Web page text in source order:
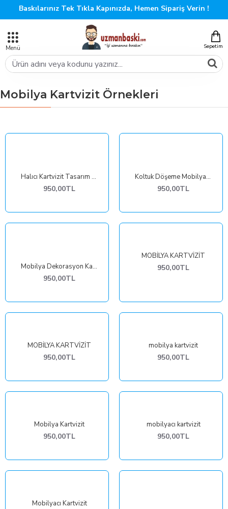
Baskılarınız Tek Tıkla Kapınızda, Hemen Sipariş Verin !
Mobilya Kartvizit Örnekleri
Halıcı Kartvizit Tasarım Örneği
950,00TL
Koltuk Döşeme Mobilya Kartvizit
950,00TL
Mobilya Dekorasyon Kartvizit
950,00TL
MOBİLYA KARTVİZİT
950,00TL
MOBİLYA KARTVİZİT
950,00TL
mobilya kartvizit
950,00TL
Mobilya Kartvizit
950,00TL
mobilyacı kartvizit
950,00TL
Mobilyacı Kartvizit